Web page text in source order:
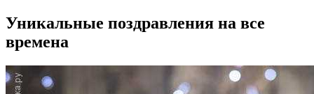
Уникальные поздравления на все
времена